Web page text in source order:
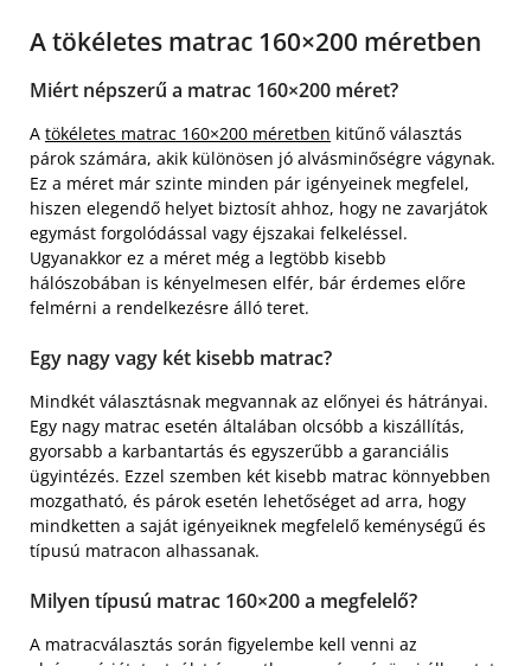
A tökéletes matrac 160×200 méretben
Miért népszerű a matrac 160×200 méret?
A tökéletes matrac 160×200 méretben kitűnő választás
párok számára, akik különösen jó alvásminőségre vágynak.
Ez a méret már szinte minden pár igényeinek megfelel,
hiszen elegendő helyet biztosít ahhoz, hogy ne zavarjátok
egymást forgolódással vagy éjszakai felkeléssel.
Ugyanakkor ez a méret még a legtöbb kisebb
hálószobában is kényelmesen elfér, bár érdemes előre
felmérni a rendelkezésre álló teret.
Egy nagy vagy két kisebb matrac?
Mindkét választásnak megvannak az előnyei és hátrányai.
Egy nagy matrac esetén általában olcsóbb a kiszállítás,
gyorsabb a karbantartás és egyszerűbb a garanciális
ügyintézés. Ezzel szemben két kisebb matrac könnyebben
mozgatható, és párok esetén lehetőséget ad arra, hogy
mindketten a saját igényeiknek megfelelő keménységű és
típusú matracon alhassanak.
Milyen típusú matrac 160×200 a megfelelő?
A matracválasztás során figyelembe kell venni az